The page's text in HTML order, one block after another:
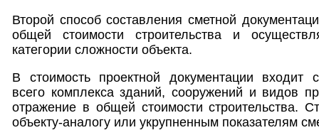
Второй способ составления сметной
общей стоимости строительства и
категории сложности объекта.
В стоимость проектной документации входит
всего комплекса зданий, сооружений и видов
отражение в общей стоимости строительства.
объекту-аналогу или укрупненным показателям